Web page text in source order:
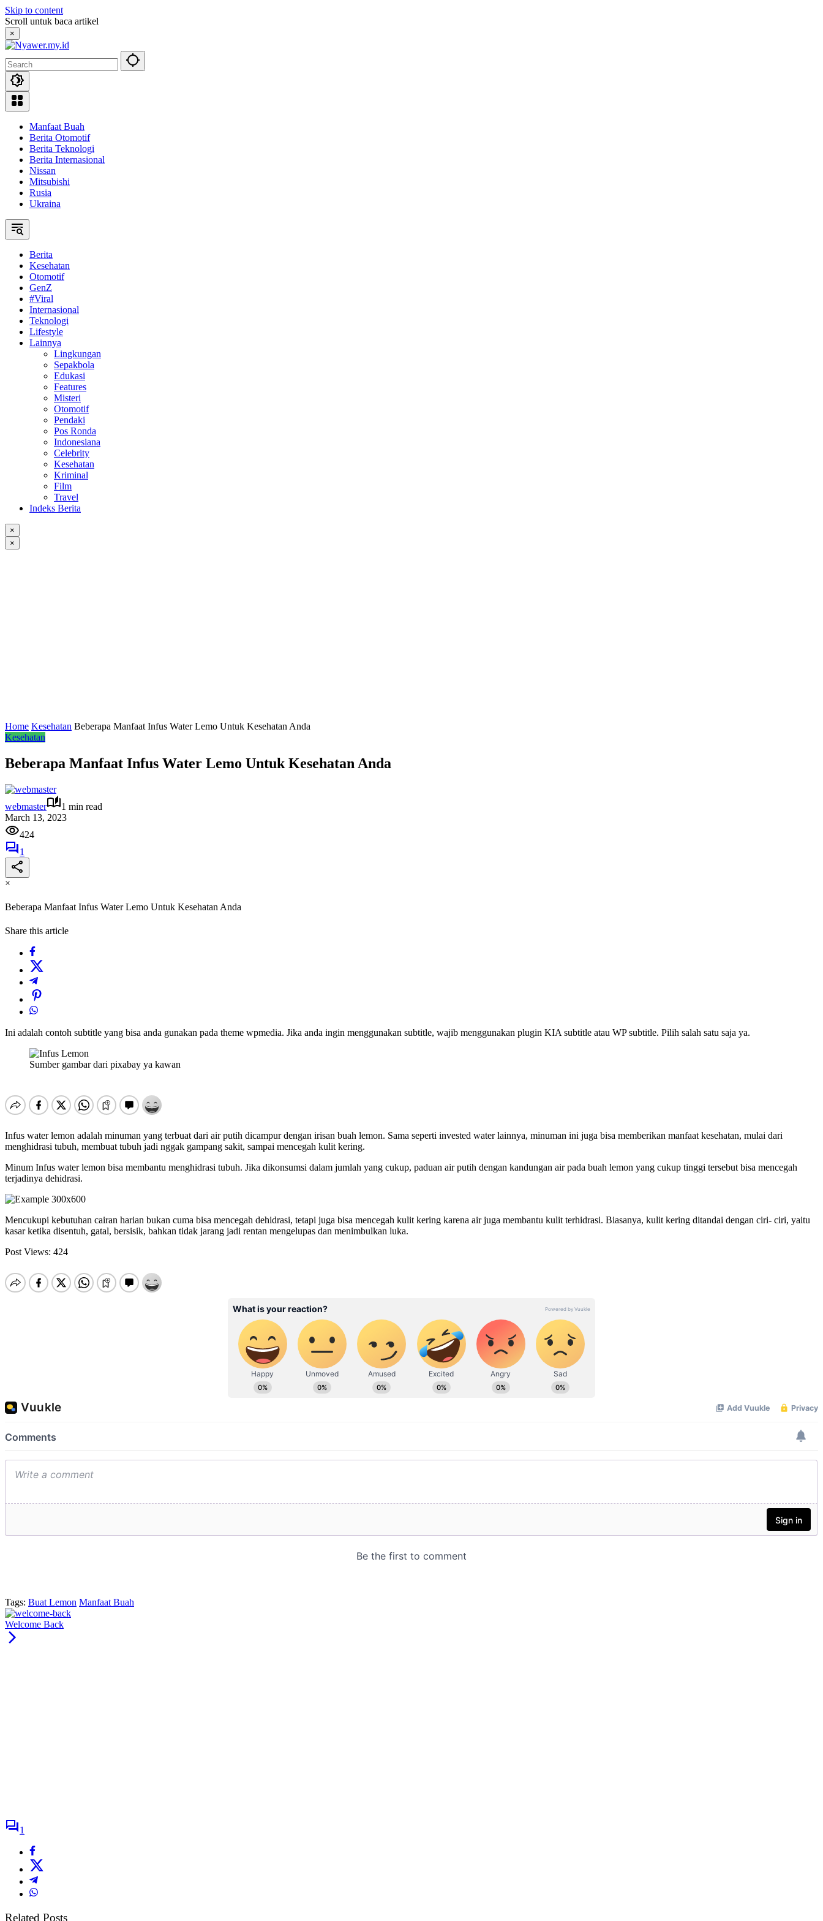
Skip to content
Scroll untuk baca artikel
×
Manfaat Buah
Berita Otomotif
Berita Teknologi
Berita Internasional
Nissan
Mitsubishi
Rusia
Ukraina
Berita
Kesehatan
Otomotif
GenZ
#Viral
Internasional
Teknologi
Lifestyle
Lainnya
Lingkungan
Sepakbola
Edukasi
Features
Misteri
Otomotif
Pendaki
Pos Ronda
Indonesiana
Celebrity
Kesehatan
Kriminal
Film
Travel
Indeks Berita
×
×
Home Kesehatan Beberapa Manfaat Infus Water Lemo Untuk Kesehatan Anda
Kesehatan
Beberapa Manfaat Infus Water Lemo Untuk Kesehatan Anda
webmaster
1 min read
March 13, 2023
424
1
×
Beberapa Manfaat Infus Water Lemo Untuk Kesehatan Anda
Share this article
Ini adalah contoh subtitle yang bisa anda gunakan pada theme wpmedia. Jika anda ingin menggunakan subtitle, wajib menggunakan plugin KIA subtitle atau WP subtitle. Pilih salah satu saja ya.
Sumber gambar dari pixabay ya kawan
Infus water lemon adalah minuman yang terbuat dari air putih dicampur dengan irisan buah lemon. Sama seperti invested water lainnya, minuman ini juga bisa memberikan manfaat kesehatan, mulai dari
menghidrasi tubuh, membuat tubuh jadi nggak gampang sakit, sampai mencegah kulit kering.
Minum Infus water lemon bisa membantu menghidrasi tubuh. Jika dikonsumsi dalam jumlah yang cukup, paduan air putih dengan kandungan air pada buah lemon yang cukup tinggi tersebut bisa mencegah
terjadinya dehidrasi.
Mencukupi kebutuhan cairan harian bukan cuma bisa mencegah dehidrasi, tetapi juga bisa mencegah kulit kering karena air juga membantu kulit terhidrasi. Biasanya, kulit kering ditandai dengan ciri- ciri, yaitu
kasar ketika disentuh, gatal, bersisik, bahkan tidak jarang jadi rentan mengelupas dan menimbulkan luka.
Post Views: 424
Tags: Buat Lemon Manfaat Buah
Welcome Back
1
Related Posts